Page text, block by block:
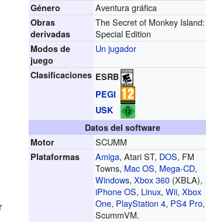
Género
Aventura gráfica
Obras
derivadas
The Secret of Monkey Island:
Special Edition
Modos de
juego
Un jugador
Clasificaciones ESRB
PEGI
USK
Datos del software
Motor
SCUMM
Plataformas Amiga, Atari ST, DOS, FM
Towns, Mac OS, Mega-CD,
Windows,Xbox 360 (XBLA),
iPhone OS, Linux,Wii,Xbox
One, PlayStation 4, PS4 Pro,
ScummVM.